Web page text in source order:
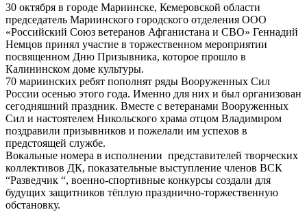
30 октября в городе Мариинске, Кемеровской области
председатель Мариинского городского отделения ООО
«Российский Союз ветеранов Афганистана и СВО» Геннадий
Немцов принял участие в торжественном мероприятии
посвященном Дню Призывника, которое прошло в
Калининском доме культуры.
70 мариинских ребят пополнят ряды Вооруженных Сил
России осенью этого года. Именно для них и был организован
сегодняшний праздник. Вместе с ветеранами Вооруженных
Сил и настоятелем Никольского храма отцом Владимиром
поздравили призывников и пожелали им успехов в
предстоящей службе.
Вокальные номера в исполнении представителей творческих
коллективов ДК, показательные выступление членов ВСК
“Разведчик “, военно-спортивные конкурсы создали для
будущих защитников тёплую празднично-торжественную
обстановку.